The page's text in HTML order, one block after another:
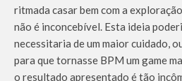
ritmada casar bem com a
não é inconcebível. Esta ideia
necessitaria de um maior cuidado,
para que tornasse BPM um game
o resultado apresentado é tão